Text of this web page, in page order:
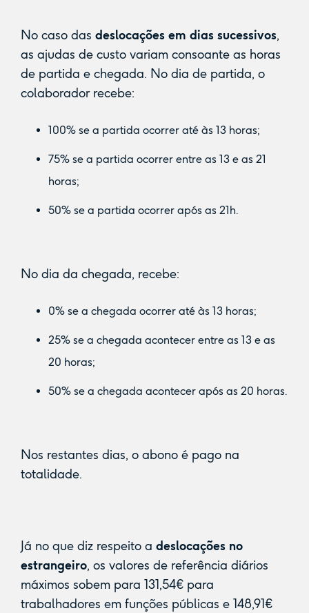
No caso das deslocações em dias sucessivos,
as ajudas de custo variam consoante as horas
de partida e chegada. No dia de partida, o
colaborador recebe:
100% se a partida ocorrer até às 13 horas;
75% se a partida ocorrer entre as 13 e as 21
horas;
50% se a partida ocorrer após as 21h.
No dia da chegada, recebe:
0% se a chegada ocorrer até às 13 horas;
25% se a chegada acontecer entre as 13 e as
20 horas;
50% se a chegada acontecer após as 20 horas.
Nos restantes dias, o abono é pago na
totalidade.
Já no que diz respeito a deslocações no
estrangeiro, os valores de referência diários
máximos sobem para 131,54€ para
trabalhadores em funções públicas e 148,91€